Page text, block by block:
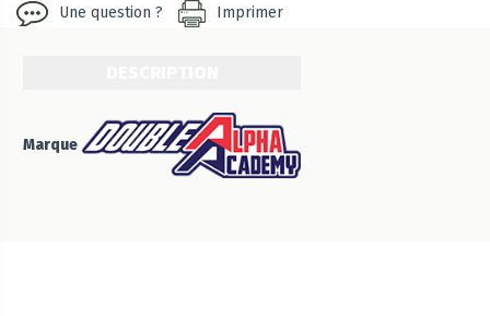
Une question ?
Imprimer
Marque